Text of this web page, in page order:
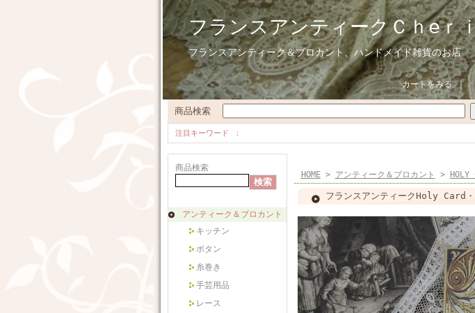
フランスアンティークＣｈeｒ
フランスアンティーク＆ブロカント、ハンドメイド雑貨のお店
カートをみる｜
商品検索
注目キーワード
商品検索
アンティーク＆ブロカント
キッチン
ボタン
糸巻き
手芸用品
レース
HOME> アンティーク＆ブロカント > HOLY
フランスアンティークHoly Card